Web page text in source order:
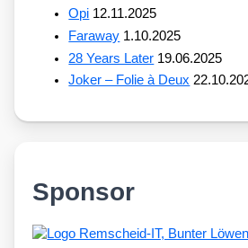
Opi 12.11.2025
Faraway 1.10.2025
28 Years Later 19.06.2025
Joker – Folie à Deux
Sponsor